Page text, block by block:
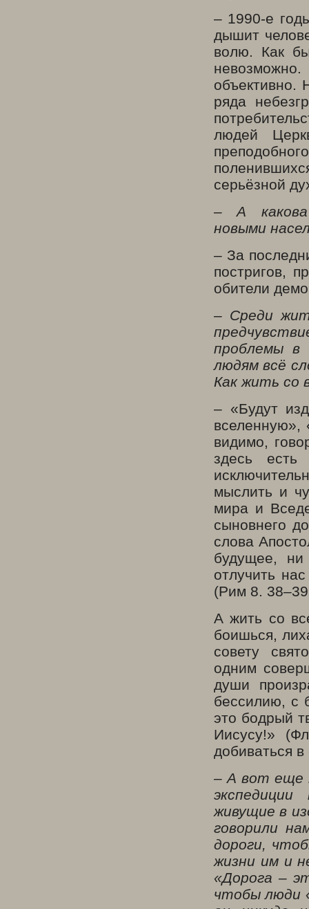
– 1990-е
дышит
волю. Как
объективно.
ряда
людей
серьёзной
– А
новыми
– За
постригов,
обители
– Среди
проблемы в
людям всё
Как жить со
– «Будут
вселенную»,
видимо,
здесь
мыслить и
мира и
сыновнего
слова
будущее, ни
отлучить
(Рим 8.
А жить со
боишься,
совету
одним
души
бессилию, с
это бодрый
Иисусу!»
добиваться
– А вот еще
живущие в
говорили
дороги,
жизни им и
«Дорога –
чтобы люди